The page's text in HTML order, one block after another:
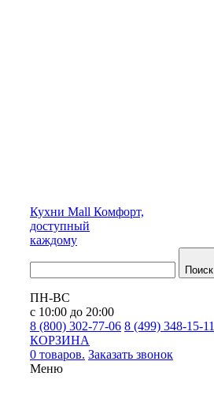
Кухни Mall Комфорт,
доступный
каждому
Поиск
ПН-ВС
с 10:00 до 20:00
8 (800) 302-77-06 8 (499) 348-15-11
КОРЗИНА
0 товаров. Заказать звонок
Меню